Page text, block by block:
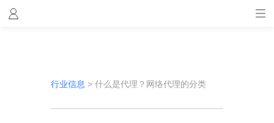
行业信息 > 什么是代理？网络代理的分类